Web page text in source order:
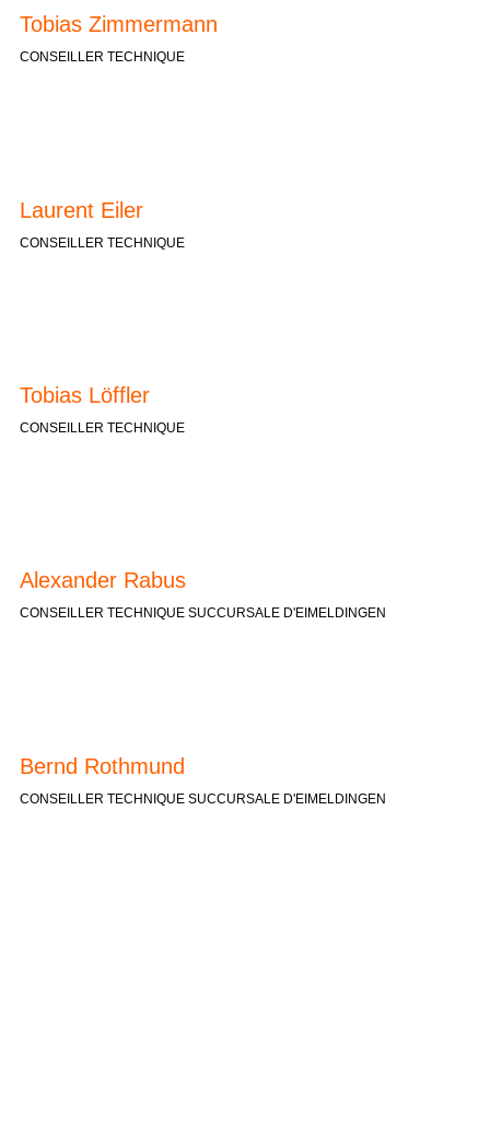
Tobias Zimmermann
CONSEILLER TECHNIQUE
Laurent Eiler
CONSEILLER TECHNIQUE
Tobias Löffler
CONSEILLER TECHNIQUE
Alexander Rabus
CONSEILLER TECHNIQUE SUCCURSALE D'EIMELDINGEN
Bernd Rothmund
CONSEILLER TECHNIQUE SUCCURSALE D'EIMELDINGEN